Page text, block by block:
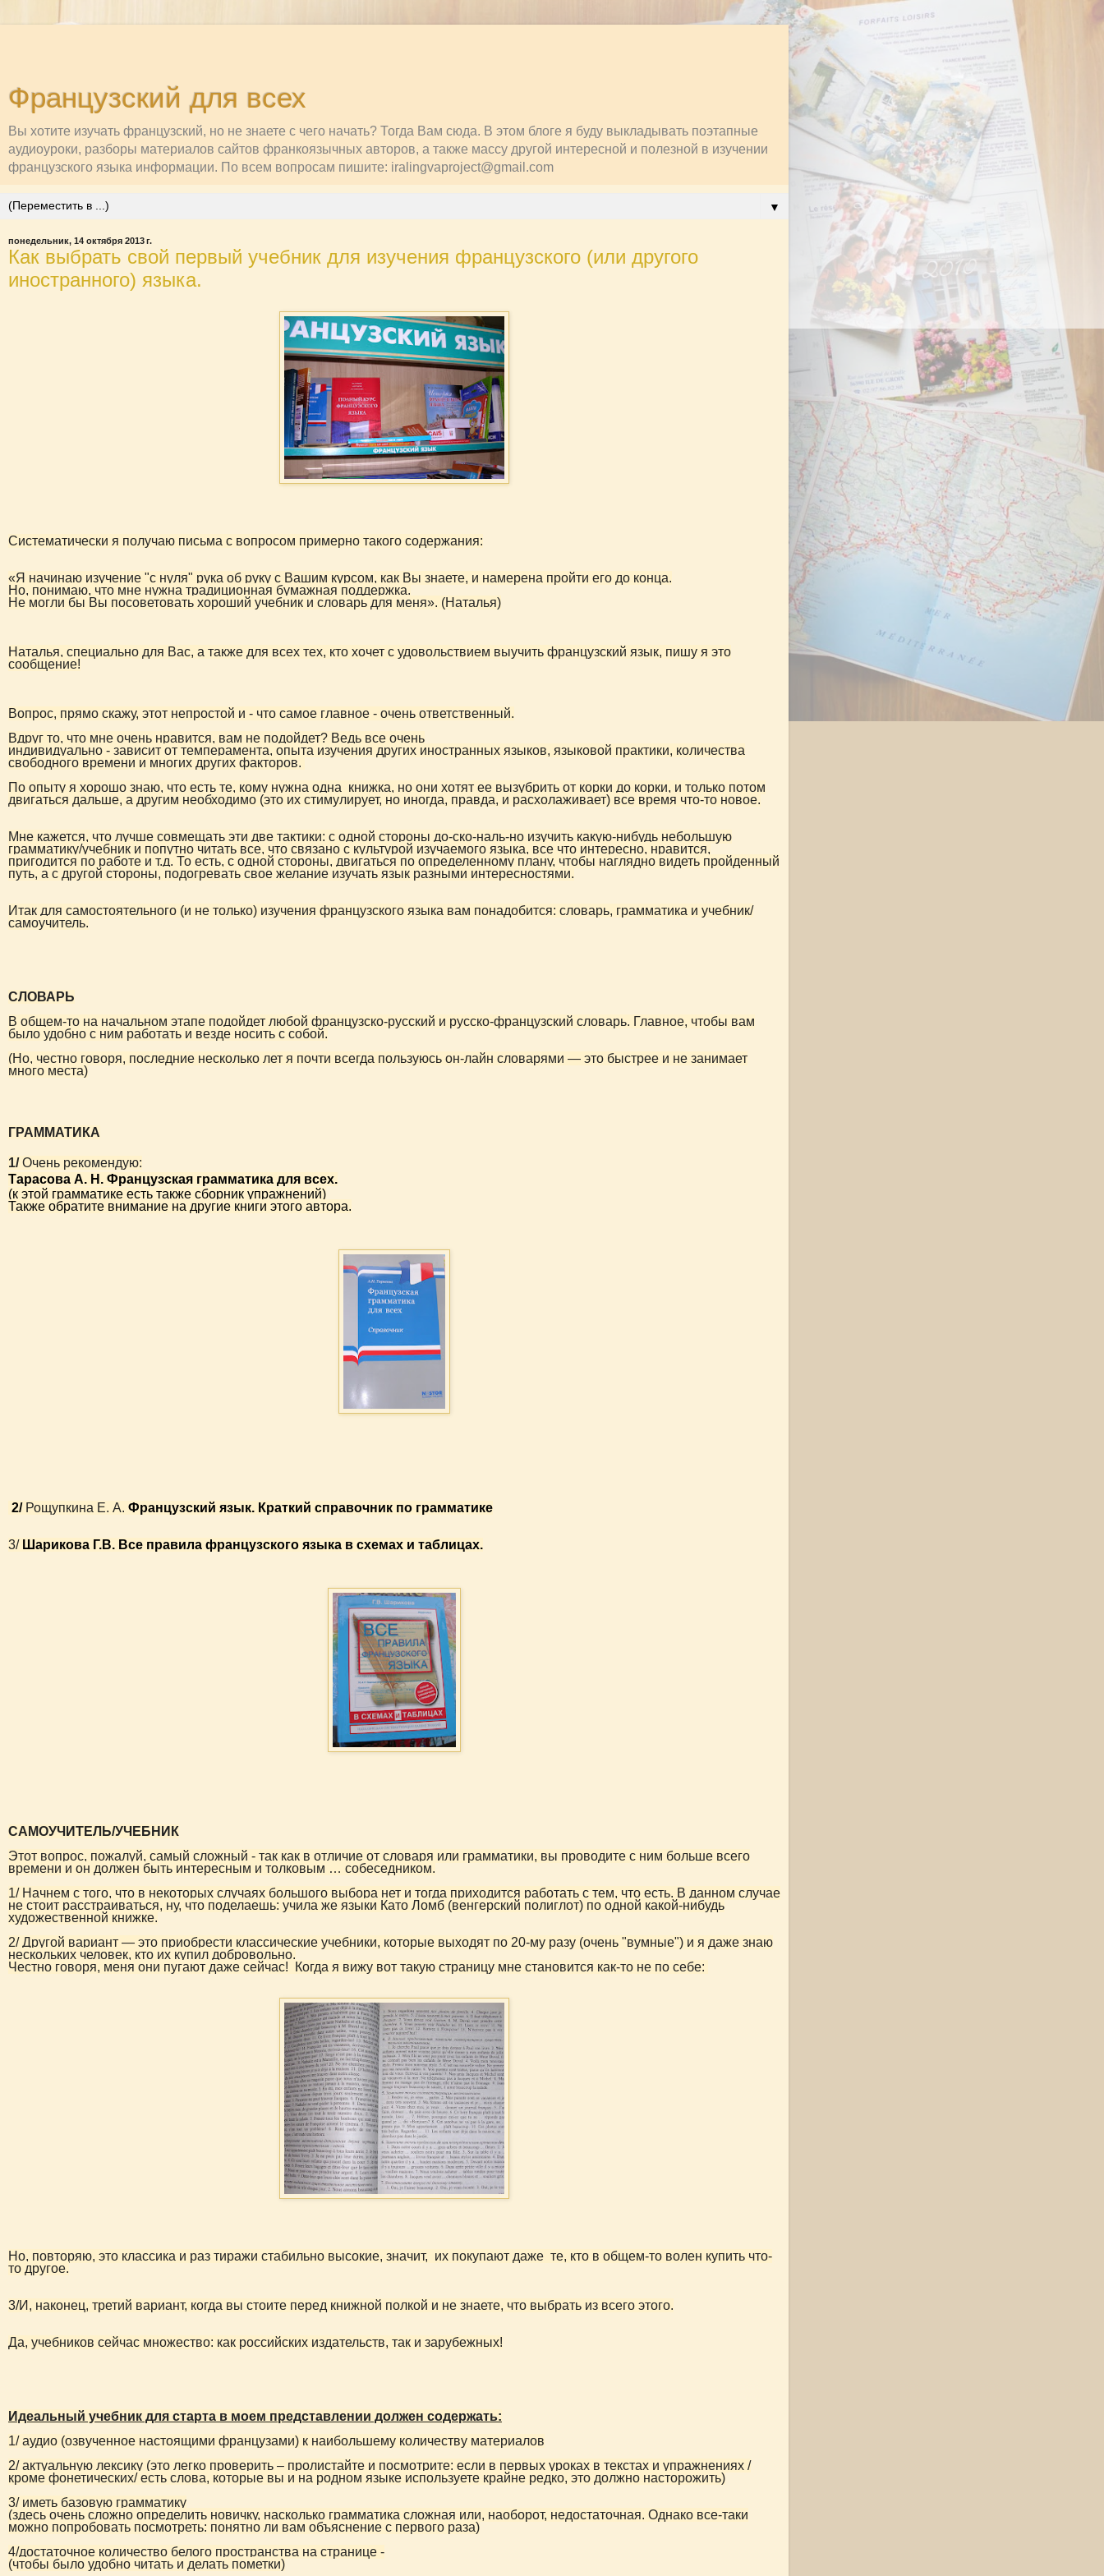
Французский для всех
Вы хотите изучать французский, но не знаете с чего начать? Тогда Вам сюда. В этом блоге я буду выкладывать поэтапные
аудиоуроки, разборы материалов сайтов франкоязычных авторов, а также массу другой интересной и полезной в изучении
французского языка информации. По всем вопросам пишите: iralingvaproject@gmail.com
▼
понедельник, 14 октября 2013 г.
Как выбрать свой первый учебник для изучения французского (или другого
иностранного) языка.
Систематически я получаю письма с вопросом примерно такого содержания:
«Я начинаю изучение "с нуля" рука об руку с Вашим курсом, как Вы знаете, и намерена пройти его до конца.
Но, понимаю, что мне нужна традиционная бумажная поддержка.
Не могли бы Вы посоветовать хороший учебник и словарь для меня». (Наталья)
Наталья, специально для Вас, а также для всех тех, кто хочет с удовольствием выучить французский язык, пишу я это
сообщение!
Вопрос, прямо скажу, этот непростой и - что самое главное - очень ответственный.
Вдруг то, что мне очень нравится, вам не подойдет? Ведь все очень
индивидуально - зависит от темперамента, опыта изучения других иностранных языков, языковой практики, количества
свободного времени и многих других факторов.
По опыту я хорошо знаю, что есть те, кому нужна одна книжка, но они хотят ее вызубрить от корки до корки, и только потом
двигаться дальше, а другим необходимо (это их стимулирует, но иногда, правда, и расхолаживает) все время что-то новое.
Мне кажется, что лучше совмещать эти две тактики: с одной стороны до-ско-наль-но изучить какую-нибудь небольшую
грамматику/учебник и попутно читать все, что связано с культурой изучаемого языка, все что интересно, нравится,
пригодится по работе и т.д. То есть, с одной стороны, двигаться по определенному плану, чтобы наглядно видеть пройденный
путь, а с другой стороны, подогревать свое желание изучать язык разными интересностями.
Итак для самостоятельного (и не только) изучения французского языка вам понадобится: словарь, грамматика и учебник/
самоучитель.
СЛОВАРЬ
В общем-то на начальном этапе подойдет любой французско-русский и русско-французский словарь. Главное, чтобы вам
было удобно с ним работать и везде носить с собой.
(Но, честно говоря, последние несколько лет я почти всегда пользуюсь он-лайн словарями — это быстрее и не занимает
много места)
ГРАММАТИКА
1/Очень рекомендую:
Тарасова А. Н. Французская грамматика для всех.
(к этой грамматике есть также сборник упражнений)
Также обратите внимание на другие книги этого автора.
2/ Рощупкина Е. А. Французский язык. Краткий справочник по грамматике
3/ Шарикова Г.В. Все правила французского языка в схемах и таблицах.
САМОУЧИТЕЛЬ/УЧЕБНИК
Этот вопрос, пожалуй, самый сложный - так как в отличие от словаря или грамматики, вы проводите с ним больше всего
времени и он должен быть интересным и толковым … собеседником.
1/ Начнем с того, что в некоторых случаях большого выбора нет и тогда приходится работать с тем, что есть. В данном случае
не стоит расстраиваться, ну, что поделаешь: учила же языки Като Ломб (венгерский полиглот) по одной какой-нибудь
художественной книжке.
2/ Другой вариант — это приобрести классические учебники, которые выходят по 20-му разу (очень "вумные") и я даже знаю
нескольких человек, кто их купил добровольно.
Честно говоря, меня они пугают даже сейчас!
Когда я вижу вот такую страницу мне становится как-то не по себе:
Но, повторяю, это классика и раз тиражи стабильно высокие, значит, их покупают даже те, кто в общем-то волен купить что-
то другое.
3/И, наконец, третий вариант, когда вы стоите перед книжной полкой и не знаете, что выбрать из всего этого.
Да, учебников сейчас множество: как российских издательств, так и зарубежных!
Идеальный учебник для старта в моем представлении должен содержать:
1/ аудио (озвученное настоящими французами) к наибольшему количеству материалов
2/ актуальную лексику (это легко проверить – пролистайте и посмотрите: если в первых уроках в текстах и упражнениях /
кроме фонетических/ есть слова, которые вы и на родном языке используете крайне редко, это должно насторожить)
3/ иметь базовую грамматику
(здесь очень сложно определить новичку, насколько грамматика сложная или, наоборот, недостаточная. Однако все-таки
можно попробовать посмотреть: понятно ли вам объяснение с первого раза)
4/достаточное количество белого пространства на странице -
(чтобы было удобно читать и делать пометки)